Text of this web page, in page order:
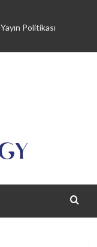
Yayın Politikası